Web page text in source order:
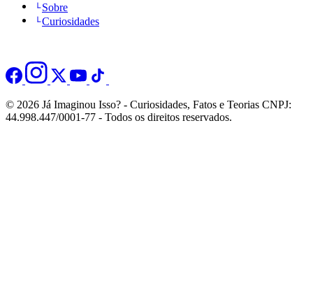
Sobre
Curiosidades
© 2026 Já Imaginou Isso? - Curiosidades, Fatos e Teorias CNPJ:
44.998.447/0001-77 - Todos os direitos reservados.